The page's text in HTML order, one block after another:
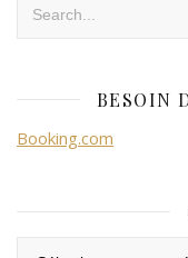
BESOIN
Booking.com